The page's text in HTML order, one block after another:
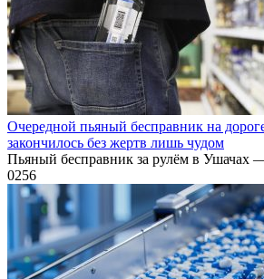
Очередной пьяный бесправник на
закончилось без жертв лишь чудом
Пьяный бесправник за рулём в Ушачах
0256